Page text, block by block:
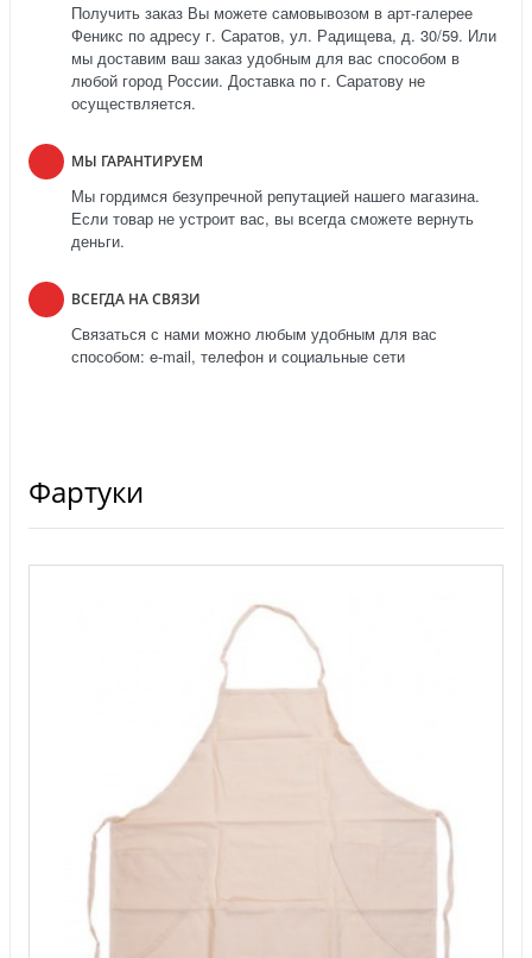
Получить заказ Вы можете самовывозом в арт-галерее
Феникс по адресу г. Саратов, ул. Радищева, д. 30/59. Или
мы доставим ваш заказ удобным для вас способом в
любой город России. Доставка по г. Саратову не
осуществляется.
МЫ ГАРАНТИРУЕМ
Мы гордимся безупречной репутацией нашего магазина.
Если товар не устроит вас, вы всегда сможете вернуть
деньги.
ВСЕГДА НА СВЯЗИ
Связаться с нами можно любым удобным для вас
способом: e-mail, телефон и социальные сети
Фартуки